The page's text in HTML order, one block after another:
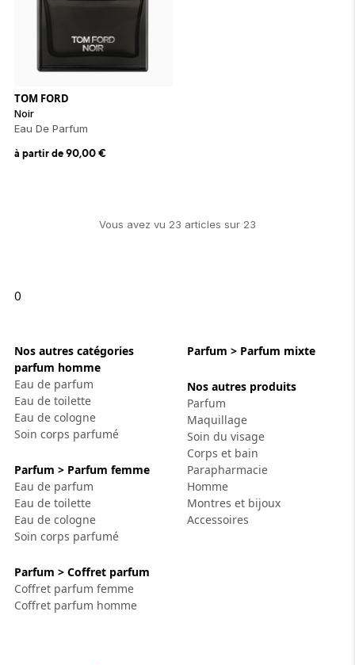
TOM FORD
Noir
Eau De Parfum
à partir de90,00€
Vous avez vu 23 articles sur 23
0
Nos autres catégories
parfum homme
Eau de parfum
Eau de toilette
Eau de cologne
Soin corps parfumé
Parfum > Parfum femme
Eau de parfum
Eau de toilette
Eau de cologne
Soin corps parfumé
Parfum > Coffret parfum
Coffret parfum femme
Coffret parfum homme
Parfum > Parfum mixte
Nos autres produits
Parfum
Maquillage
Soin du visage
Corps et bain
Parapharmacie
Homme
Montres et bijoux
Accessoires